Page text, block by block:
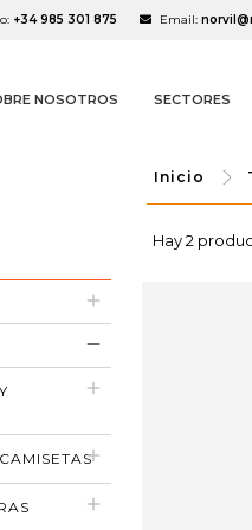
+34 985 301 875 Email:
NOSOTROS SECTORES
Inicio
Hay 2